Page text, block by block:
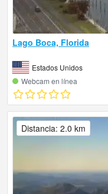
Lago Boca, Florida
Estados Unidos
Webcam en línea
Distancia: 2.0 km